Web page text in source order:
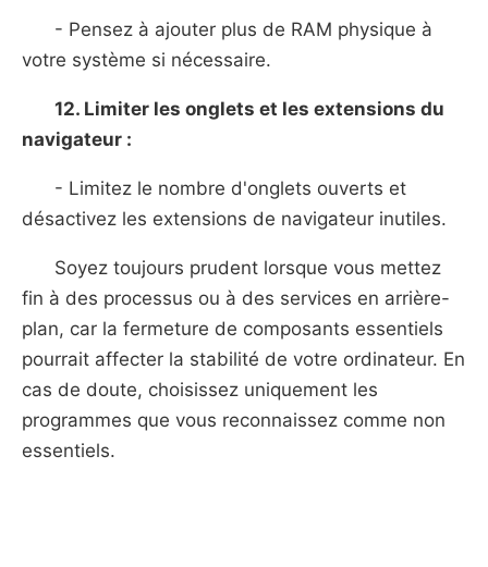
- Pensez à ajouter plus de RAM physique à
votre système si nécessaire.
12. Limiter les onglets et les extensions du
navigateur :
- Limitez le nombre d'onglets ouverts et
désactivez les extensions de navigateur inutiles.
Soyez toujours prudent lorsque vous mettez
fin à des processus ou à des services en arrière-
plan, car la fermeture de composants essentiels
pourrait affecter la stabilité de votre ordinateur. En
cas de doute, choisissez uniquement les
programmes que vous reconnaissez comme non
essentiels.